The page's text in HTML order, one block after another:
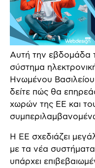
Αυτή την εβδομάδα
σύστημα
Ηνωμένου
δείτε πώς θα
χωρών της ΕΕ και
Η ΕΕ σχεδιάζει
με τα νέα
υπάρχει